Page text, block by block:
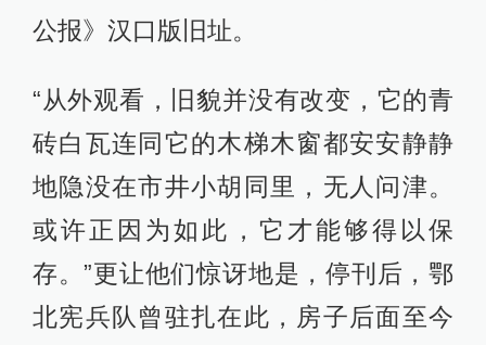
公报》汉口版旧址。
“从外观看，旧貌并没有改变，它的青
砖白瓦连同它的木梯木窗都安安静静
地隐没在市井小胡同里，无人问津。
或许正因为如此，它才能够得以保
存。”更让他们惊讶地是，停刊后，鄂
北宪兵队曾驻扎在此，房子后面至今